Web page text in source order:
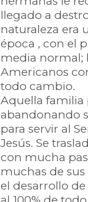
llegado a
naturaleza era
época , con el
media normal;
Americanos
todo cambio.
Aquella familia
abandonando
para servir al
Jesús. Se
con mucha
muchas de
el desarrollo